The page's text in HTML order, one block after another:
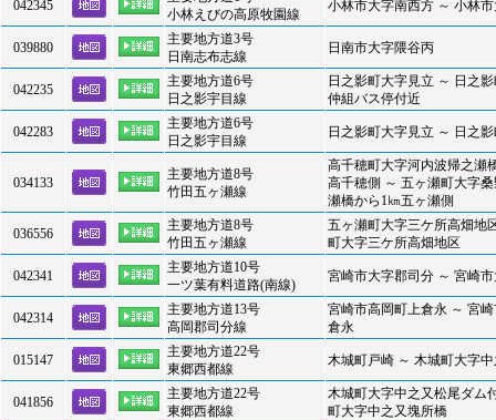
042345
小林えびの高原牧園線
小林市大字南西方 ～ 小林
039880
主要地方道3号
日南志布志線
日南市大字隈谷丙
042235
主要地方道6号
日之影宇目線
日之影町大字見立 ～ 日之
仲組バス停付近
042283
主要地方道6号
日之影宇目線
日之影町大字見立 ～ 日之
034133
主要地方道8号
竹田五ヶ瀬線
高千穂町大字河内波帰之瀬
高千穂側 ～ 五ヶ瀬町大字
瀬橋から1㎞五ヶ瀬側
036556
主要地方道8号
竹田五ヶ瀬線
五ヶ瀬町大字三ケ所高畑地
町大字三ケ所高畑地区
042341
主要地方道10号
一ツ葉有料道路(南線)
宮崎市大字郡司分 ～ 宮崎
042314
主要地方道13号
高岡郡司分線
宮崎市高岡町上倉永 ～ 宮
倉永
015147
主要地方道22号
東郷西都線
木城町戸崎 ～ 木城町大字
041856
主要地方道22号
東郷西都線
木城町大字中之又松尾ダム
町大字中之又塊所橋